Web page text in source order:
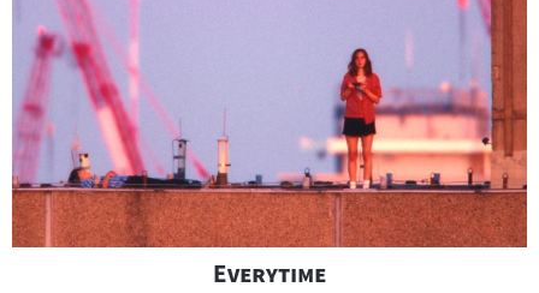
u
c
h
e
"
Everytime"